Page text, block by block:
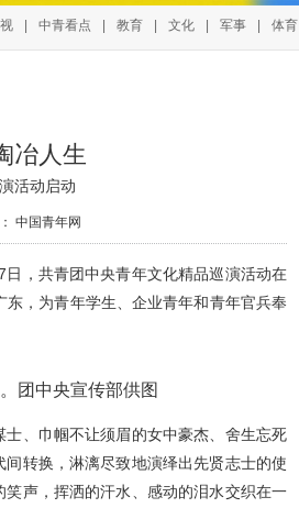
中青看点 教育 文化 军事 体育
冶人生
活动启动
中国青年网
日，共青团中央青年文化精品巡演活动在
东，为青年学生、企业青年和青年官兵奉
团中央宣传部供图
、巾帼不让须眉的女中豪杰、舍生忘死
转换，淋漓尽致地演绎出先贤志士的使
声，挥洒的汗水、感动的泪水交织在一